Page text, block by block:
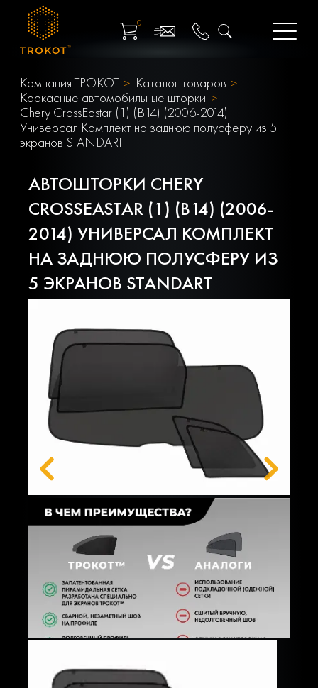
0
Компания ТРОКОТ
Каталог товаров
Каркасные автомобильные шторки
Chery CrossEastar (1) (B14) (2006-2014)
Универсал Комплект на заднюю полусферу из 5
экранов STANDART
АВТОШТОРКИ CHERY
CROSSEASTAR (1) (B14) (2006-
2014) УНИВЕРСАЛ КОМПЛЕКТ
НА ЗАДНЮЮ ПОЛУСФЕРУ ИЗ
5 ЭКРАНОВ STANDART